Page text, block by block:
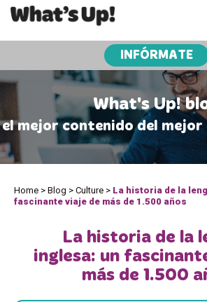
INFÓRMATE
What's Up!
el mejor contenido del mejor
Home > Blog > Culture > La historia de la
fascinante viaje de más de 1.500 años
La historia de la
inglesa: un
más de 1.500